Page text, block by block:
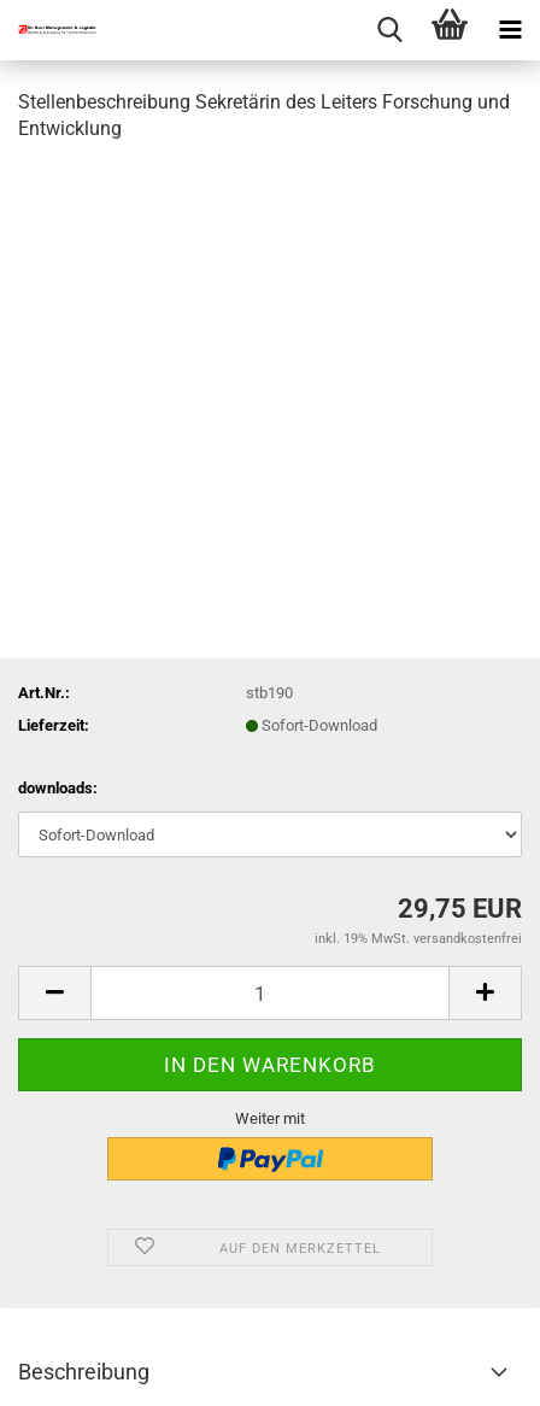
Stellenbeschreibung Sekretärin des Leiters Forschung und
Entwicklung
Art.Nr.:
stb190
Lieferzeit:
Sofort-Download
downloads:
29,75 EUR
inkl. 19% MwSt. versandkostenfrei
Weiter mit
AUF DEN MERKZETTEL
Beschreibung